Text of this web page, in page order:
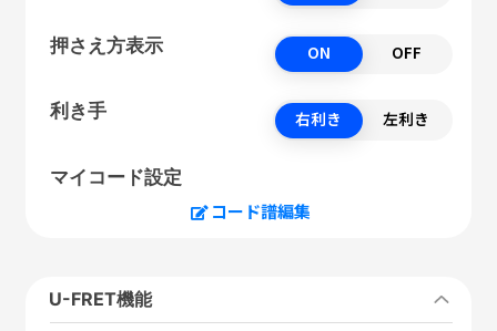
押さえ方表示 ON OFF
利き手 右利き 左利き
マイコード設定
コード譜編集
U-FRET機能